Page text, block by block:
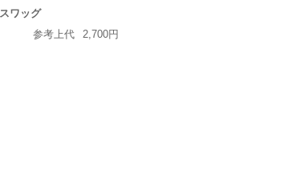
スワッグ
参考上代
2,700円